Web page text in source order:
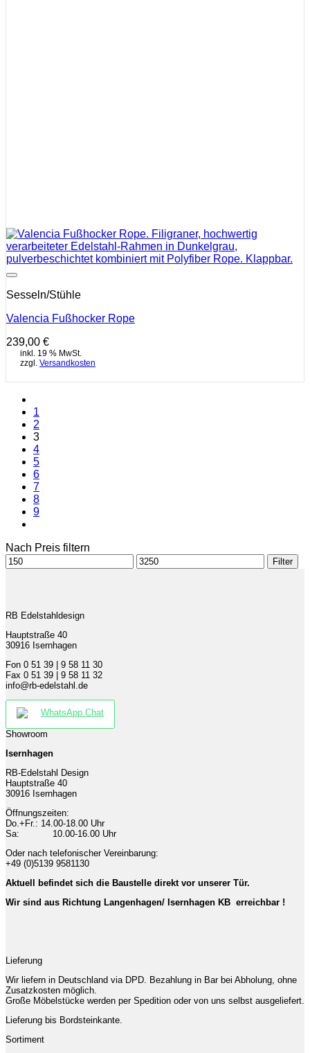
Sesseln/Stühle
Valencia Fußhocker Rope
239,00 €
inkl. 19 % MwSt.
zzgl. Versandkosten
1
2
3
4
5
6
7
8
9
Nach Preis filtern
Min.
Preis
Max.
Preis
Filter
RB Edelstahldesign
Hauptstraße 40
30916 Isernhagen
Fon 0 51 39 | 9 58 11 30
Fax 0 51 39 | 9 58 11 32
info@rb-edelstahl.de
WhatsApp Chat
Showroom
Isernhagen
RB-Edelstahl Design
Hauptstraße 40
30916 Isernhagen
Öffnungszeiten:
Do.+Fr.: 14.00-18.00 Uhr
Sa: 10.00-16.00 Uhr
Oder nach telefonischer Vereinbarung:
+49 (0)5139 9581130
Aktuell befindet sich die Baustelle direkt vor unserer Tür.
Wir sind aus Richtung Langenhagen/ Isernhagen KB erreichbar !
Lieferung
Wir liefern in Deutschland via DPD. Bezahlung in Bar bei Abholung, ohne
Zusatzkosten möglich.
Große Möbelstücke werden per Spedition oder von uns selbst ausgeliefert.
Lieferung bis Bordsteinkante.
Sortiment